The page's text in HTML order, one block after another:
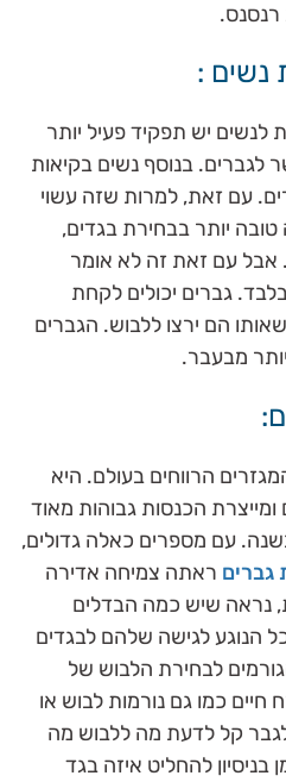
רנסנס.
נשים :
יש תפקיד פעיל יותר
בנוסף נשים בקיאות
עם זאת, למרות שזה עשוי
טובה יותר בבחירת בגדים,
אבל עם זאת זה לא אומר
גברים יכולים לקחת
הם ירצו ללבוש. הגברים
מבעבר.
הרווחים בעולם. היא
עובדים ומייצרת הכנסות גבוהות מאוד
דולר בשנה. עם מספרים כאלה גדולים,
גברים ראתה צמיחה אדירה
נראה שיש כמה הבדלים
הנוגע לגישה שלהם לבגדים
לבחירת הלבוש של
חיים כמו גם נורמות לבוש או
קל לדעת מה ללבוש מה
בניסיון להחליט איזה בגד